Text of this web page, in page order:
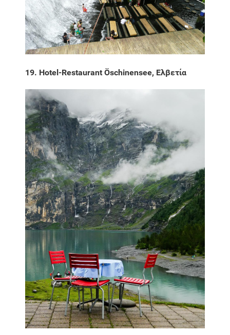
19. Hotel-Restaurant Öschinensee, Ελβετία